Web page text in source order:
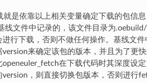
就是依靠以上相关变量确定下载的包信
线文件中记录的，该文件目录为
行下载，否则不做任何操作。基线文件
version来确定该包的版本，并且为了更
在下载代码时其深度设
，则直接切换包版本，否则进行